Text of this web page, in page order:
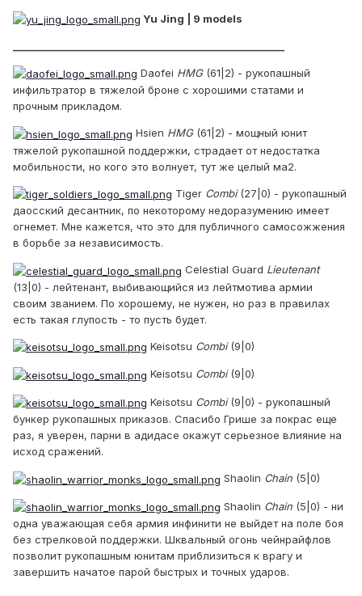
Yu Jing | 9 models
Daofei HMG(61|2) - рукопашный
инфильтратор в тяжелой броне с хорошими статами и
прочным прикладом.
Hsien HMG(61|2) - мощный юнит
тяжелой рукопашной поддержки, страдает от недостатка
мобильности, но кого это волнует, тут же целый ма2.
Tiger Combi(27|0) - рукопашный
даосский десантник, по некоторому недоразумению имеет
огнемет. Мне кажется, что это для публичного самосожжения
в борьбе за независимость.
Celestial Guard Lieutenant
(13|0) - лейтенант, выбивающийся из лейтмотива армии
своим званием. По хорошему, не нужен, но раз в правилах
есть такая глупость - то пусть будет.
Keisotsu Combi(9|0)
Keisotsu Combi(9|0)
Keisotsu Combi(9|0) - рукопашный
бункер рукопашных приказов. Спасибо Грише за покрас еще
раз, я уверен, парни в адидасе окажут серьезное влияние на
исход сражений.
Shaolin Chain (5|0)
Shaolin Chain (5|0) - ни
одна уважающая себя армия инфинити не выйдет на поле боя
без стрелковой поддержки. Шквальный огонь чейнрайфлов
позволит рукопашным юнитам приблизиться к врагу и
завершить начатое парой быстрых и точных ударов.